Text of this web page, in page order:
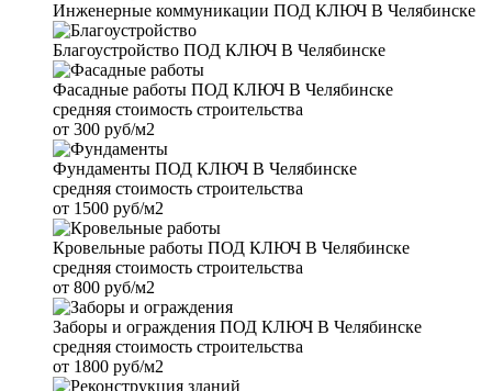
Инженерные коммуникации ПОД КЛЮЧ В Челябинске
Благоустройство ПОД КЛЮЧ В Челябинске
Фасадные работы ПОД КЛЮЧ В Челябинске
средняя стоимость строительства
от 300 руб/м2
Фундаменты ПОД КЛЮЧ В Челябинске
средняя стоимость строительства
от 1500 руб/м2
Кровельные работы ПОД КЛЮЧ В Челябинске
средняя стоимость строительства
от 800 руб/м2
Заборы и ограждения ПОД КЛЮЧ В Челябинске
средняя стоимость строительства
от 1800 руб/м2